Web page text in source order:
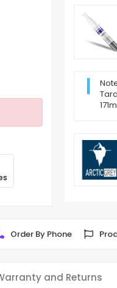
Order By Phone
and Returns